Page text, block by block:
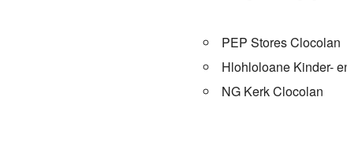
PEP Stores Clocolan
Hlohloloane Kinder-
NG Kerk Clocolan